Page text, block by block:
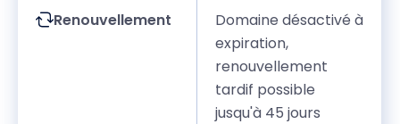
Renouvellement
Domaine désactivé à
expiration,
renouvellement
tardif possible
jusqu'à 45 jours